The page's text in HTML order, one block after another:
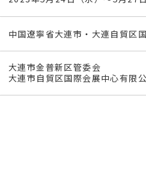
中国遼寧省大連市・大連自貿区
大連市金普新区管委会
大連市 自 貿区国際会展中心有限